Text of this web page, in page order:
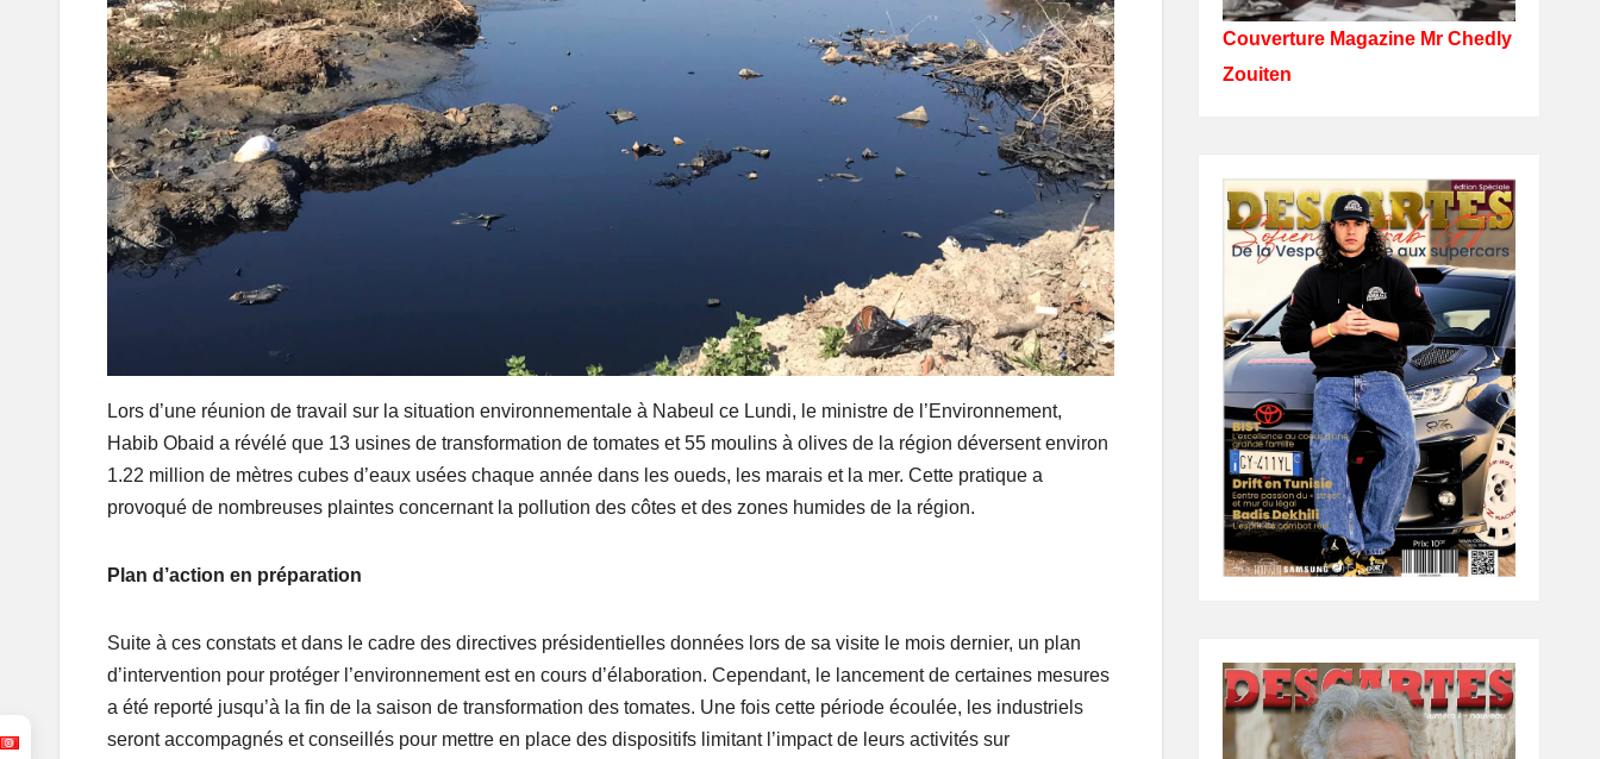
Lors d’une réunion de travail sur la situation environnementale à Nabeul ce Lundi, le ministre de l’Environnement,
Habib Obaid a révélé que 13 usines de transformation de tomates et 55 moulins à olives de la région déversent environ
1.22 million de mètres cubes d’eaux usées chaque année dans les oueds, les marais et la mer. Cette pratique a
provoqué de nombreuses plaintes concernant la pollution des côtes et des zones humides de la région.
Plan d’action en préparation
Suite à ces constats et dans le cadre des directives présidentielles données lors de sa visite le mois dernier, un plan
d’intervention pour protéger l’environnement est en cours d’élaboration. Cependant, le lancement de certaines mesures
a été reporté jusqu’à la fin de la saison de transformation des tomates. Une fois cette période écoulée, les industriels
seront accompagnés et conseillés pour mettre en place des dispositifs limitant l’impact de leurs activités sur
Couverture Magazine Mr Chedly
Zouiten